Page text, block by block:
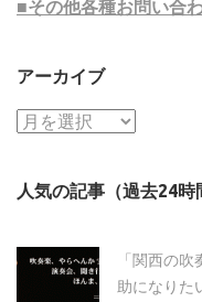
■その他各種お問い合
アーカイブ
ア
イ
人気の記事（過去24時
「関西の
助になりた